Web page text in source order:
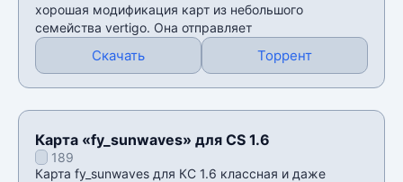
хорошая модификация карт из небольшого
семейства vertigo. Она отправляет
Скачать Торрент
Карта «fy_sunwaves» для CS 1.6
189
Карта fy_sunwaves для КС 1.6 классная и даже